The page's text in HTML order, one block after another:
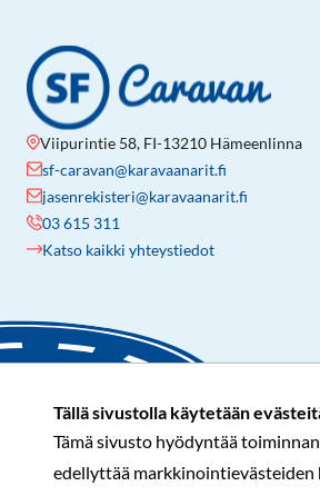
Tällä sivustolla käytetään
Tämä sivusto hyödyntää
edellyttää markkinointievästeiden
Viipurintie 58, FI-13210 Hämeenlinna
sf-caravan@karavaanarit.fi
jasenrekisteri@karavaanarit.fi
03 615 311
Katso kaikki yhteystiedot